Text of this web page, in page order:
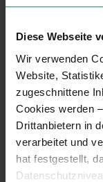
Diese Webseite
Wir verwenden
Website,
zugeschnittene
Cookies werden
Drittanbietern in
verarbeitet und
hat festgestellt,